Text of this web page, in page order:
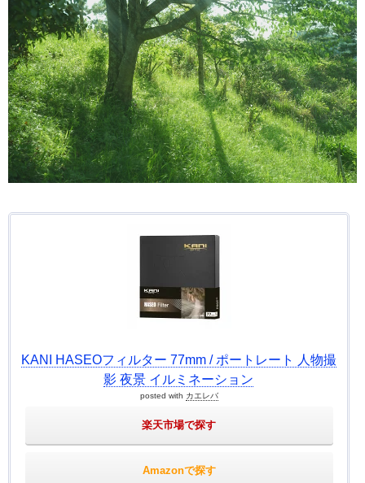
KANI HASEOフィルター 77mm / ポートレート 人物撮
影 夜景 イルミネーション
posted with カエレバ
楽天市場で探す
Amazonで探す